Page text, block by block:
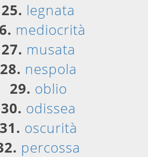
25. legnata
mediocrità
27. musata
28. nespola
29. oblio
30. odissea
31. oscurità
percossa